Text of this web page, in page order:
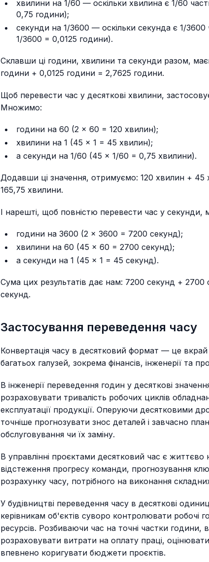
хвилини на 1/60 — оскільки хвилина є 1/60
0,75 години);
секунди на 1/3600 — оскільки секунда є 1/
1/3600 = 0,0125 години).
Склавши ці години, хвилини та секунди разом,
години + 0,0125 години = 2,7625 години.
Щоб перевести час у десяткові хвилини,
Множимо:
години на 60 (2 × 60 = 120 хвилин);
хвилини на 1 (45 × 1 = 45 хвилин);
а секунди на 1/60 (45 × 1/60 = 0,75 хвилини).
Додавши ці значення, отримуємо: 120 хвилин + 45
165,75 хвилини.
І нарешті, щоб повністю перевести час у
години на 3600 (2 × 3600 = 7200 секунд);
хвилини на 60 (45 × 60 = 2700 секунд);
а секунди на 1 (45 × 1 = 45 секунд).
Сума цих результатів дає нам: 7200 секунд +
секунд.
Застосування переведення часу
Конвертація часу в десятковий формат — це
багатьох галузей, зокрема фінансів, інженерії та
В інженерії переведення годин у десяткові
розраховувати тривалість робочих циклів
експлуатації продукції. Оперуючи десятковими
точніше прогнозувати знос деталей і завчасно
обслуговування чи їх заміну.
В управлінні проєктами десятковий час є життєво
відстеження прогресу команди, прогнозування
розрахунку часу, потрібного на виконання
У будівництві переведення часу в десяткові
керівникам об'єктів суворо контролювати робочі
ресурсів. Розбиваючи час на точні частки години,
розраховувати витрати на оплату праці,
впевнено коригувати бюджети проєктів.